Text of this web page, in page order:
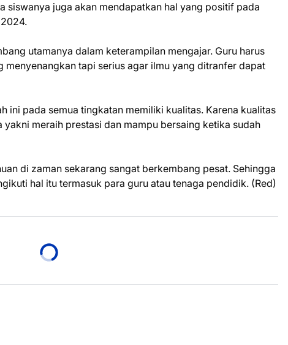
siswanya juga akan mendapatkan hal yang positif pada
utamanya dalam keterampilan mengajar. Guru harus
menyenangkan tapi serius agar ilmu yang ditranfer dapat
ini pada semua tingkatan memiliki kualitas. Karena kualitas
meraih prestasi dan mampu bersaing ketika sudah
di zaman sekarang sangat berkembang pesat. Sehingga
hal itu termasuk para guru atau tenaga pendidik. (Red)